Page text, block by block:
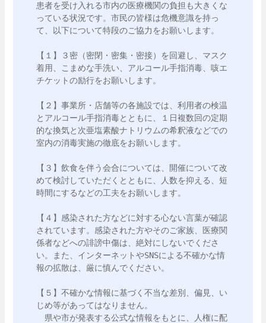
患者を受け入れる市内の医療機関の負担も大きくな
っている状況です。市民の皆様は危機意識を持っ
て、以下について特段のご協力をお願いします。
【１】３密（密閉・密集・密接）を回避し、マスク
着用、こまめな手洗い、アルコール手指消毒、咳エ
チケットの励行をお願いします。
【２】事業所・店舗等の各施設では、利用者の検温
とアルコール手指消毒とともに、１日複数回の定期
的な換気と次亜塩素酸ナトリウムの希釈液などでの
室内の消毒実施の徹底をお願いします。
【３】飲食を伴う会合については、開催について改
めて検討していただくとともに、人数を抑える、短
時間にするなどの工夫をお願いします。
【４】感染された方などに対する心ない言葉が確認
されています。感染された方やそのご家族、医療関
係者などへの誹謗中傷は、絶対にしないでくださ
い。また、インターネットやSNSによる不確かな情
報の拡散は、厳に慎んでください。
【５】不確かな情報に基づく不当な差別、偏見、い
じめ等があってはなりません。
県や市が発表する公式な情報をもとに、人権に配